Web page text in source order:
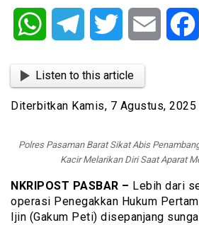
WhatsAppTelegram Twitter Email
Listen to this article
Diterbitkan Kamis, 7 Agustus, 2025
Polres Pasaman Barat Sikat Abis
Kacir Melarikan Diri Saat Aparat
NKRIPOST PASBAR – Lebih dari
operasi Penegakkan Hukum
Ijin (Gakum Peti) disepanjang